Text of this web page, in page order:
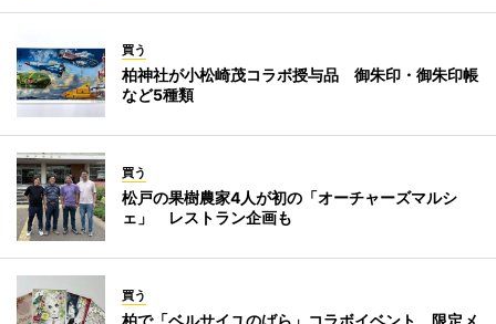
買う
柏神社が小松崎茂コラボ授与品 御朱印・御朱印帳
など5種類
買う
松戸の果樹農家4人が初の「オーチャーズマルシ
ェ」 レストラン企画も
買う
柏で「ベルサイユのばら」コラボイベント 限定メ